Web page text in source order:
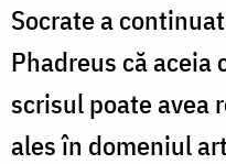
Socrate a
Phadreus că aceia
scrisul poate avea
ales în domeniul